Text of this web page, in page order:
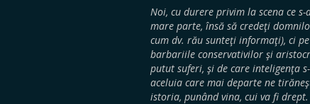
Noi, cu durere privim la scena ce
mare parte, însă să credeţi
cum dv. rău sunteţi informaţi), ci
barbariile conservativilor şi
putut suferi, şi de care inteligenţa
aceluia care mai departe ne
istoria, punând vina, cui va fi drept.